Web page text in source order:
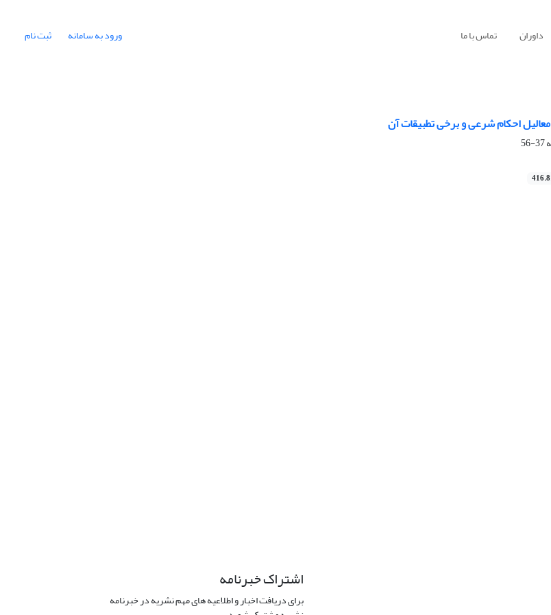
داوران تماس با ما ورود به سامانه ثبت نام
احکام شرعی و برخی تطبیقات آن
37-56
اشتراک خبرنامه
برای دریافت اخبار و اطلاعیه های مهم نشریه در خبرنامه